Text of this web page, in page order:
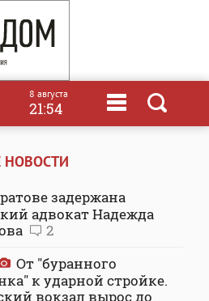
8 августа
21:54
НОВОСТИ
задержана
адвокат Надежда
2
От "буранного
к ударной стройке.
вокзал вырос до